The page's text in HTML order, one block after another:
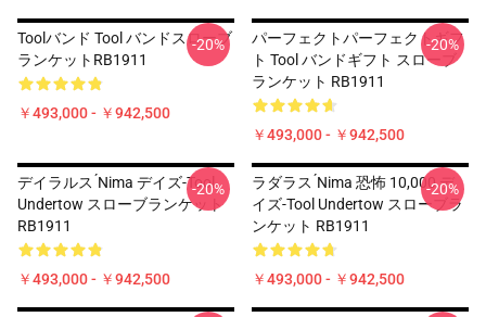
Toolバンド Tool バンドスローブ
ランケットRB1911
￥493,000 - ￥942,500
-20%
パーフェクトパーフェクトギフ
ト Tool バンドギフト スローブ
ランケット RB1911
￥493,000 - ￥942,500
-20%
デイラルス ́nima デイズ-Tool
Undertow スローブランケット
RB1911
￥493,000 - ￥942,500
-20%
ラダラス ́nima 恐怖 10,000 デ
イズ-Tool Undertow スローブラ
ンケット RB1911
￥493,000 - ￥942,500
-20%